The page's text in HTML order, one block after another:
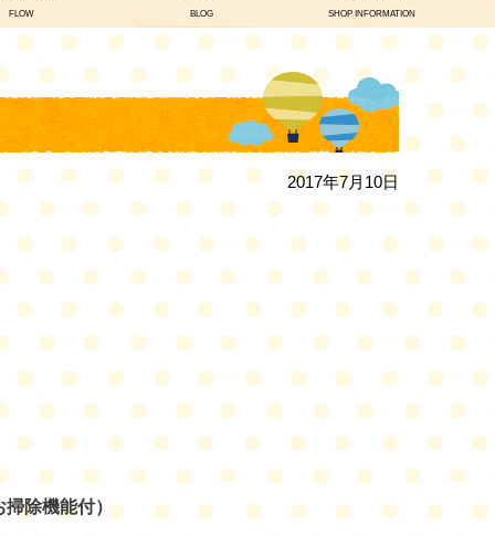
FLOW BLOG SHOP INFORMATION
2017年7月10日
掃除機能付）